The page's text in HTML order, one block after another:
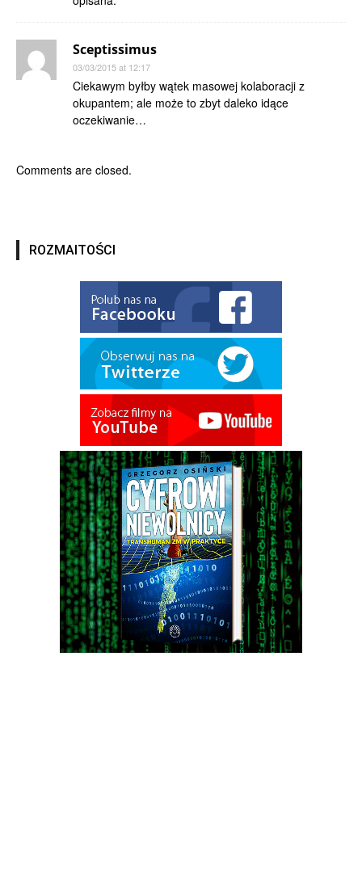
Sceptissimus
03/03/2015 at 12:17
Ciekawym byłby wątek masowej kolaboracji z
okupantem; ale może to zbyt daleko idące
oczekiwanie…
Comments are closed.
ROZMAITOŚCI